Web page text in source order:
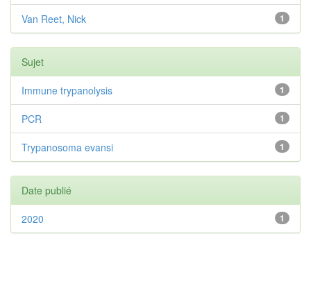
1
Van Reet, Nick
Sujet
1
Immune trypanolysis
1
PCR
1
Trypanosoma evansi
Date publié
1
2020